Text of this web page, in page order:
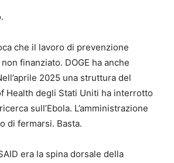
che il lavoro di prevenzione
finanziato. DOGE ha anche
2025 una struttura del
Health degli Stati Uniti ha interrotto
sull’Ebola. L’amministrazione
di fermarsi. Basta.
era la spina dorsale della